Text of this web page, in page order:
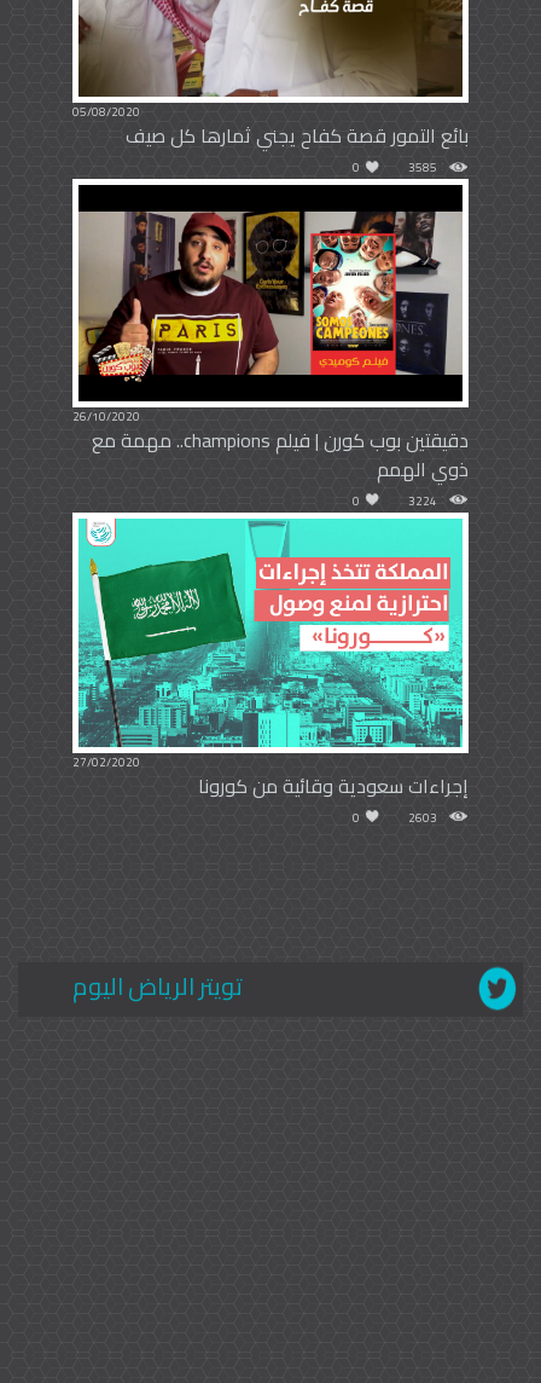
05/08/2020
بائع التمور قصة كفاح يجني ثمارها كل صيف
3585
0
26/10/2020
دقيقتين بوب كورن | فيلم champions.. مهمة مع
ذوي الهمم
3224
0
27/02/2020
إجراءات سعودية وقائية من كورونا
2603
0
تويتر الرياض اليوم